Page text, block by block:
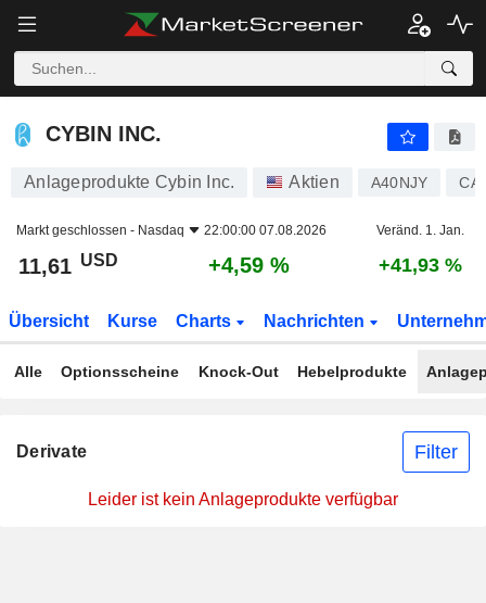
CYBIN INC.
CYBIN INC.
Anlageprodukte Cybin Inc. Aktien A40NJY
Markt geschlossen - Nasdaq 22:00:00 07.08.2026 Veränd. 1. Jan.
11,61 USD +4,59 % +41,93 %
Übersicht Kurse Charts Nachrichten
Alle Optionsscheine Knock-Out Hebelprodukte
Derivate Filter
Leider ist kein Anlageprodukte verfügbar